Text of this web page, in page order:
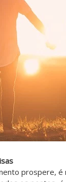
prospere,